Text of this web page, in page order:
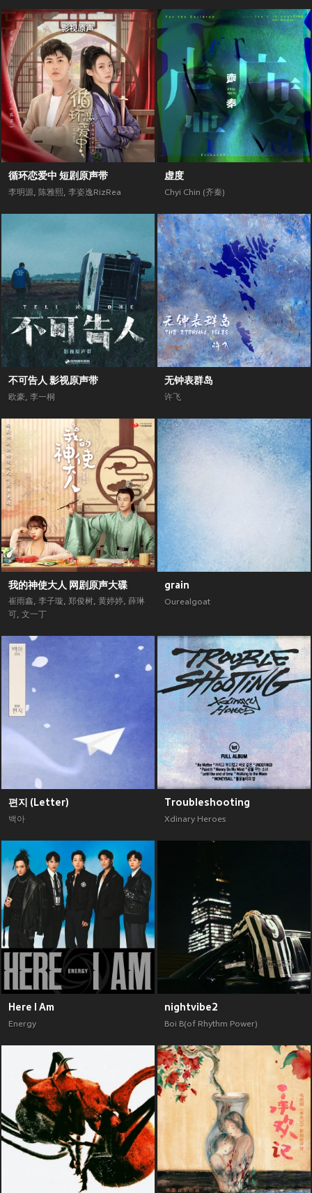
循环恋爱中 短剧原声带
李明源, 陈雅熙, 李姿逸RizRea
虚度
Chyi Chin (齐秦)
不可告人 影视原声带
欧豪, 李一桐
无钟表群岛
许飞
我的神使大人 网剧原声大碟
崔雨鑫, 李子璇, 郑俊树, 黄婷婷, 薛琳
可 , 文一丁
grain
Ourealgoat
편지 (Letter)
백아
Troubleshooting
Xdinary Heroes
Here I Am
Energy
nightvibe2
Boi B(of Rhythm Power)